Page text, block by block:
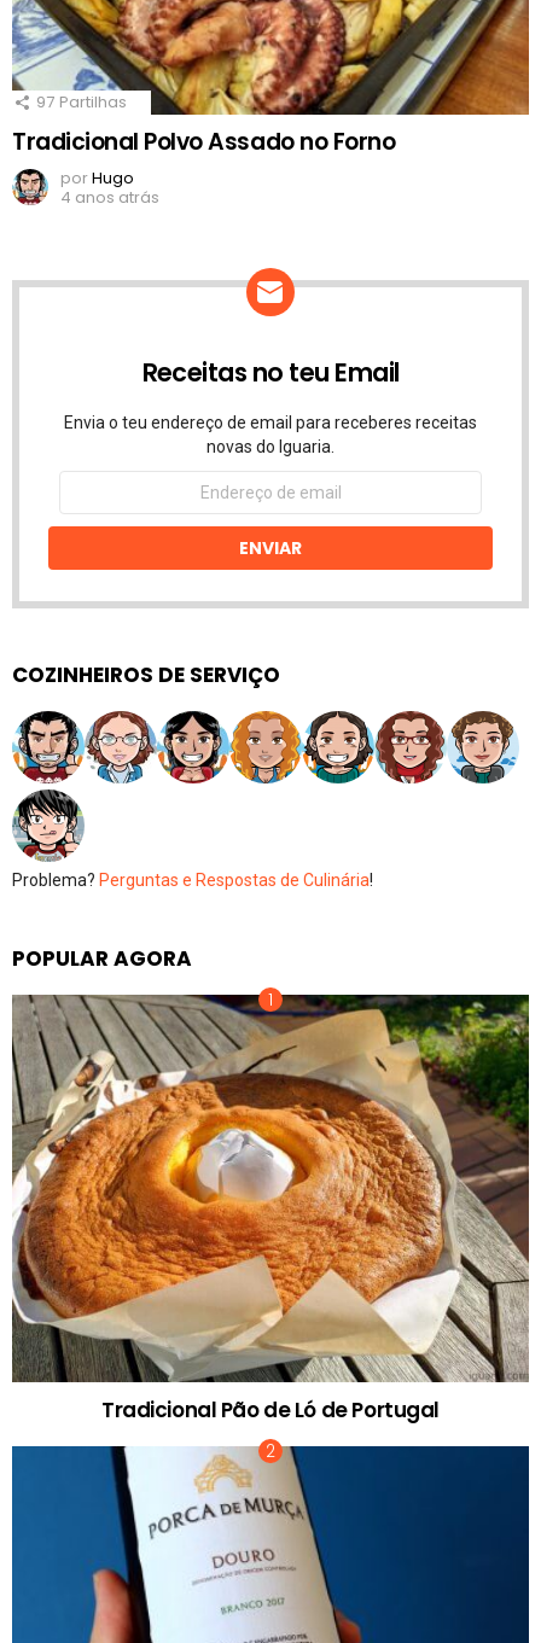
97 Partilhas
Tradicional Polvo Assado no Forno
porHugo
4 anos atrás
Receitas no teu Email
Envia o teu endereço de email para receberes receitas
novas do Iguaria.
Endereço
email
ENVIAR
COZINHEIROS DE SERVIÇO
Problema? Perguntas e Respostas de Culinária!
POPULAR AGORA
Tradicional Pão de Ló de Portugal